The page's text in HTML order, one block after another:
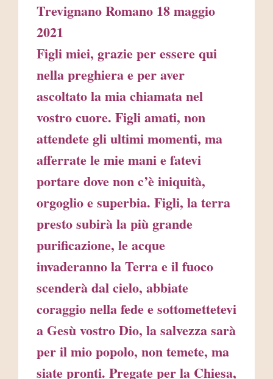
Trevignano Romano 18 maggio
2021
Figli miei, grazie per essere qui
nella preghiera e per aver
ascoltato la mia chiamata nel
vostro cuore. Figli amati, non
attendete gli ultimi momenti, ma
afferrate le mie mani e fatevi
portare dove non c’è iniquità,
orgoglio e superbia. Figli, la terra
presto subirà la più grande
purificazione, le acque
invaderanno la Terra e il fuoco
scenderà dal cielo, abbiate
coraggio nella fede e sottomettetevi
a Gesù vostro Dio, la salvezza sarà
per il mio popolo, non temete, ma
siate pronti. Pregate per la Chiesa,